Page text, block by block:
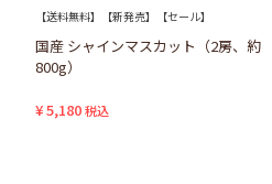
【送料無料】【新発売】【セール】
国産 シャインマスカット（2房、約
800g）
¥5,180税込